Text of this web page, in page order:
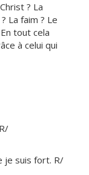
? La
La faim ? Le
tout cela
à celui qui
je suis fort. R/